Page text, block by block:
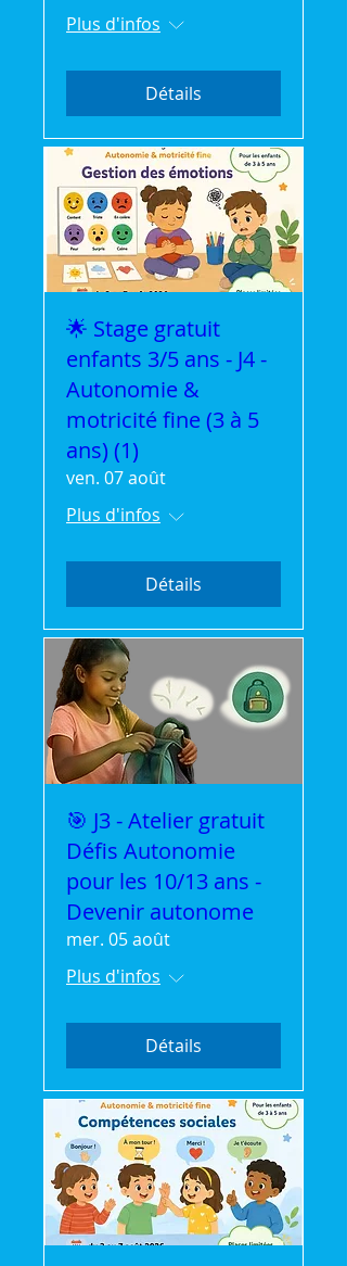
Plus d'infos
Détails
🌟 Stage gratuit
enfants 3/5 ans - J4 -
Autonomie &
motricité fine (3 à 5
ans) (1)
ven. 07 août
Plus d'infos
Détails
🎯 J3 - Atelier gratuit
Défis Autonomie
pour les 10/13 ans -
Devenir autonome
mer. 05 août
Plus d'infos
Détails